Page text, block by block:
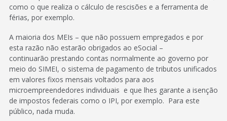
como o que realiza o cálculo de rescisões e a ferramenta de
férias, por exemplo.
A maioria dos MEIs – que não possuem empregados e por
esta razão não estarão obrigados ao eSocial –
continuarão prestando contas normalmente ao governo por
meio do SIMEI, o sistema de pagamento de tributos unificados
em valores fixos mensais voltados para aos
microempreendedores individuais e que lhes garante a isenção
de impostos federais como o IPI, por exemplo. Para este
público, nada muda.